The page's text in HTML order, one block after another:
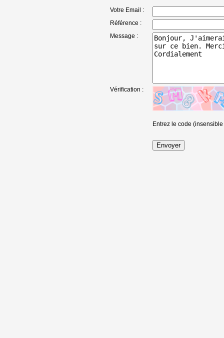
Votre Email :
Référence :
Message :
Vérification :
Entrez le code